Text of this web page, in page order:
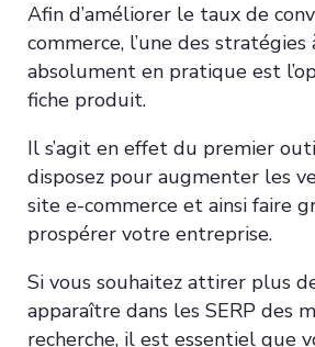
Afin d’améliorer le taux de
commerce, l’une des
absolument en pratique est
fiche produit.
Il s’agit en effet du premier
disposez pour augmenter les
site e-commerce et ainsi faire
prospérer votre entreprise.
Si vous souhaitez attirer plus
apparaître dans les SERP des
recherche, il est essentiel que